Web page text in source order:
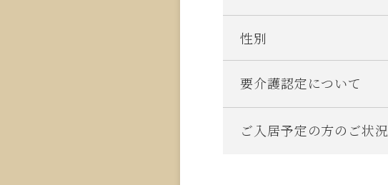
性別
要介護認定について
ご入居予定の方のご状況